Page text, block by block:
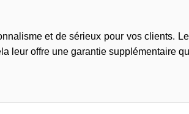
et de sérieux pour vos clients.
leur offre une garantie supplémentaire